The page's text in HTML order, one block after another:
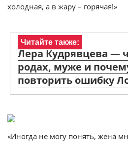
холодная, а в жару – горячая!»
Читайте также:
Лера Кудрявцева —
родах, муже и
повторить ошибку
«Иногда не могу понять, жена